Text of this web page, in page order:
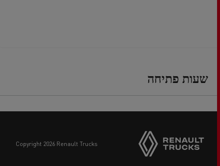
שעות פתיחה
copyright 2026 Renault Trucks